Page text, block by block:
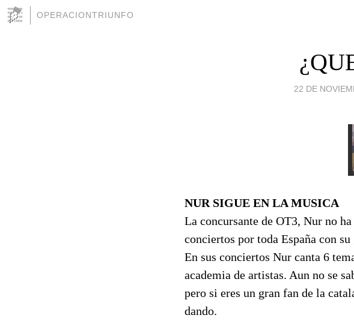
OPERACIONTRIUNFO
22 DE
NUR SIGUE EN LA MUSICA
La concursante de OT3, Nur no
conciertos por toda España con
En sus conciertos Nur canta 6
academia de artistas. Aun no se
pero si eres un gran fan de la
dando.